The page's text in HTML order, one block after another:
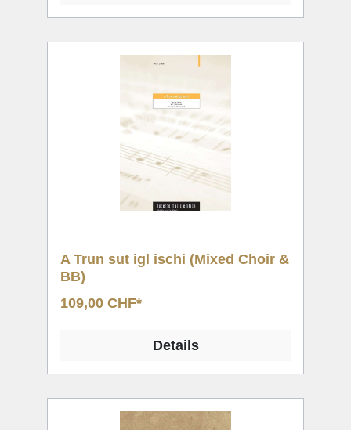
A Trun sut igl ischi (Mixed Choir &
BB)
109,00 CHF*
Details